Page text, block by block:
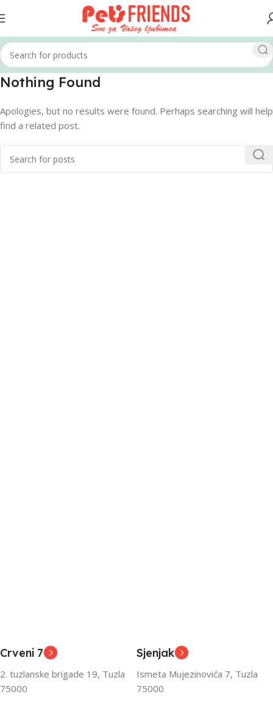
Nothing Found
Apologies, but no results were found. Perhaps searching will help
find a related post.
Crveni 7
2. tuzlanske brigade 19, Tuzla
75000
Sjenjak
Ismeta Mujezinovića 7, Tuzla
75000